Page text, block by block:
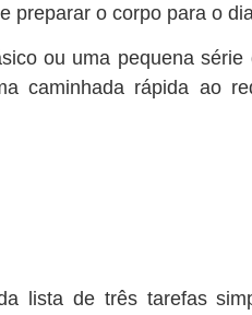
preparar o corpo para o
ou uma pequena
caminhada rápida ao
lista de três tarefas